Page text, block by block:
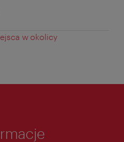
w okolicy